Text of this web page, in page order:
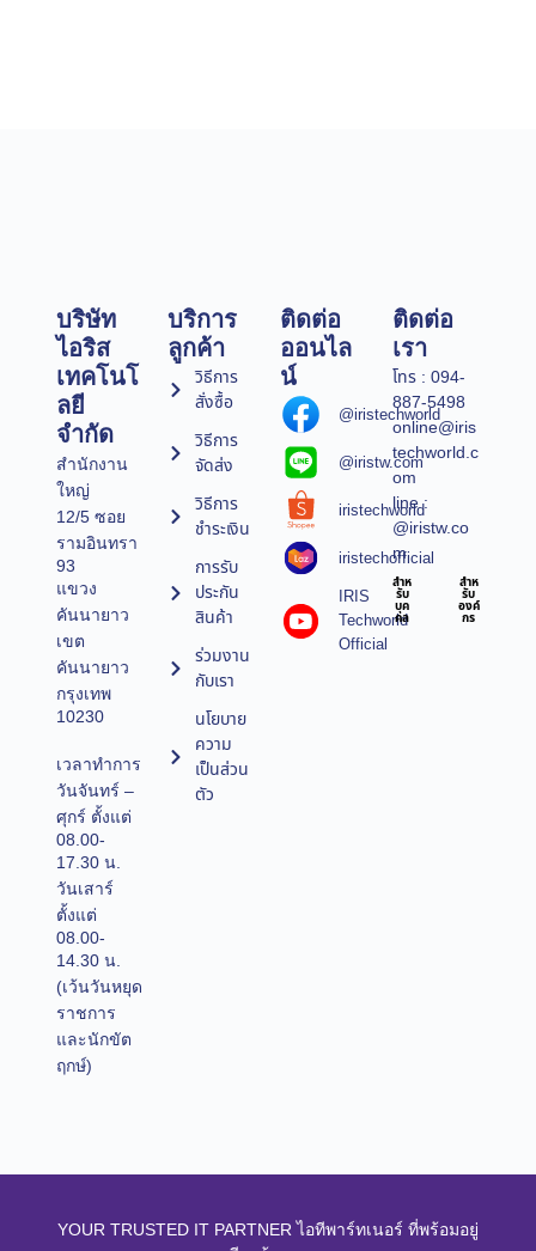
บริษัท
ไอริส
เทคโนโ
ลยี
จำกัด
สำนักงาน
ใหญ่
12/5 ซอย
รามอินทรา
93
แขวง
คันนายาว
เขต
คันนายาว
กรุงเทพ
10230
เวลาทำการ
วันจันทร์ –
ศุกร์ ตั้งแต่
08.00-
17.30 น.
วันเสาร์
ตั้งแต่
08.00-
14.30 น.
(เว้นวันหยุด
ราชการ
และนักขัต
ฤกษ์)
บริการ
ลูกค้า
วิธีการ
สั่งซื้อ
วิธีการ
จัดส่ง
วิธีการ
ชำระเงิน
การรับ
ประกัน
สินค้า
ร่วมงาน
กับเรา
นโยบาย
ความ
เป็นส่วน
ตัว
ติดต่อ
ออนไล
น์
@iristechworld
@iristw.com
iristechworld
iristechofficial
IRIS
Techworld
Official
ติดต่อ
เรา
โทร : 094-
887-5498
online@iris
techworld.c
om
line :
@iristw.co
m
สำห
รับ
บุค
คล
สำห
รับ
องค์
กร
YOUR TRUSTED IT PARTNER ไอทีพาร์ทเนอร์ ที่พร้อมอยู่